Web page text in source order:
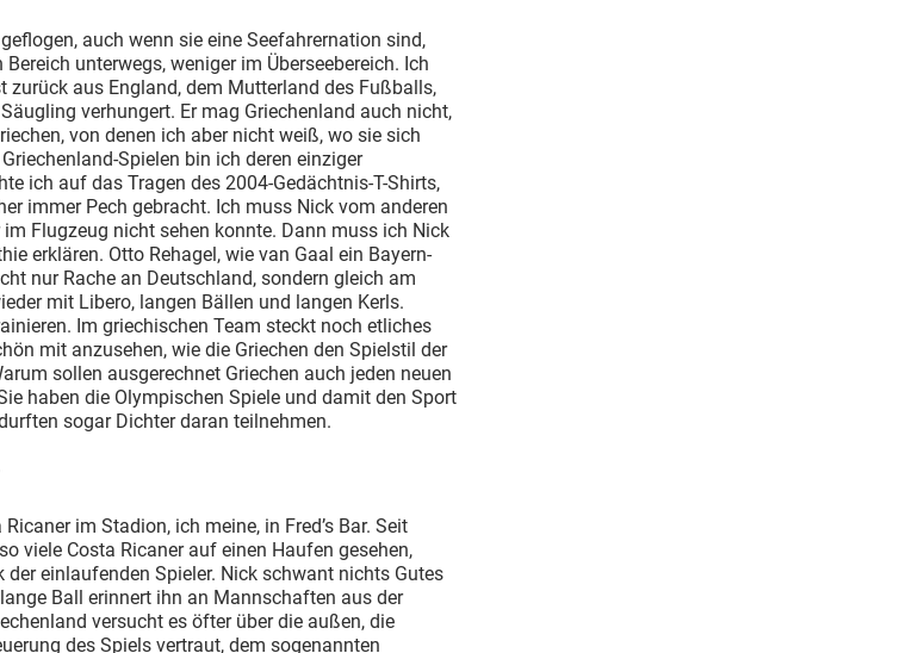
auch wenn sie eine Seefahrernation sind,
unterwegs, weniger im Überseebereich. Ich
zurück aus England, dem Mutterland des Fußballs,
verhungert. Er mag Griechenland auch nicht,
von denen ich aber nicht weiß, wo sie sich
Spielen bin ich deren einziger
ich auf das Tragen des 2004-Gedächtnis-T-Shirts,
immer Pech gebracht. Ich muss Nick vom anderen
Flugzeug nicht sehen konnte. Dann muss ich Nick
erklären. Otto Rehagel, wie van Gaal ein Bayern-
nur Rache an Deutschland, sondern gleich am
mit Libero, langen Bällen und langen Kerls.
Im griechischen Team steckt noch etliches
mit anzusehen, wie die Griechen den Spielstil der
sollen ausgerechnet Griechen auch jeden neuen
haben die Olympischen Spiele und damit den Sport
sogar Dichter daran teilnehmen.
im Stadion, ich meine, in Fred’s Bar. Seit
viele Costa Ricaner auf einen Haufen gesehen,
einlaufenden Spieler. Nick schwant nichts Gutes
Ball erinnert ihn an Mannschaften aus der
versucht es öfter über die außen, die
des Spiels vertraut, dem sogenannten